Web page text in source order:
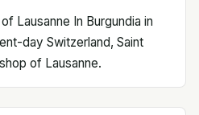
Lausanne In Burgundia in
day Switzerland, Saint
of Lausanne.